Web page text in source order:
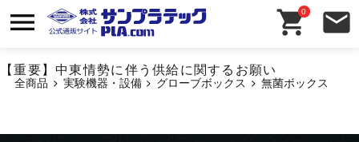
【重要】中東情勢に伴う供給に関するお願い
0
全商品 実験機器・設備 グローブボックス 無菌ボックス